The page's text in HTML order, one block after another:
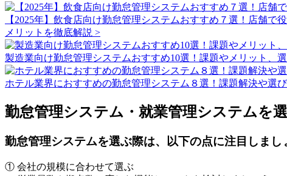
【2025年】飲食店向け勤怠管理システムおすすめ７選！店舗で
メリットを徹底解説 >
製造業向け勤怠管理システムおすすめ10選！課題やメリット、
ホテル業界におすすめの勤怠管理システム８選！課題解決や選
勤怠管理システム・就業管理システムを
勤怠管理システムを選ぶ際は、以下の点に注目しまし
① 会社の規模に合わせて選ぶ